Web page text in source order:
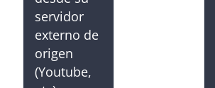
servidor
externo de
origen
(Youtube,